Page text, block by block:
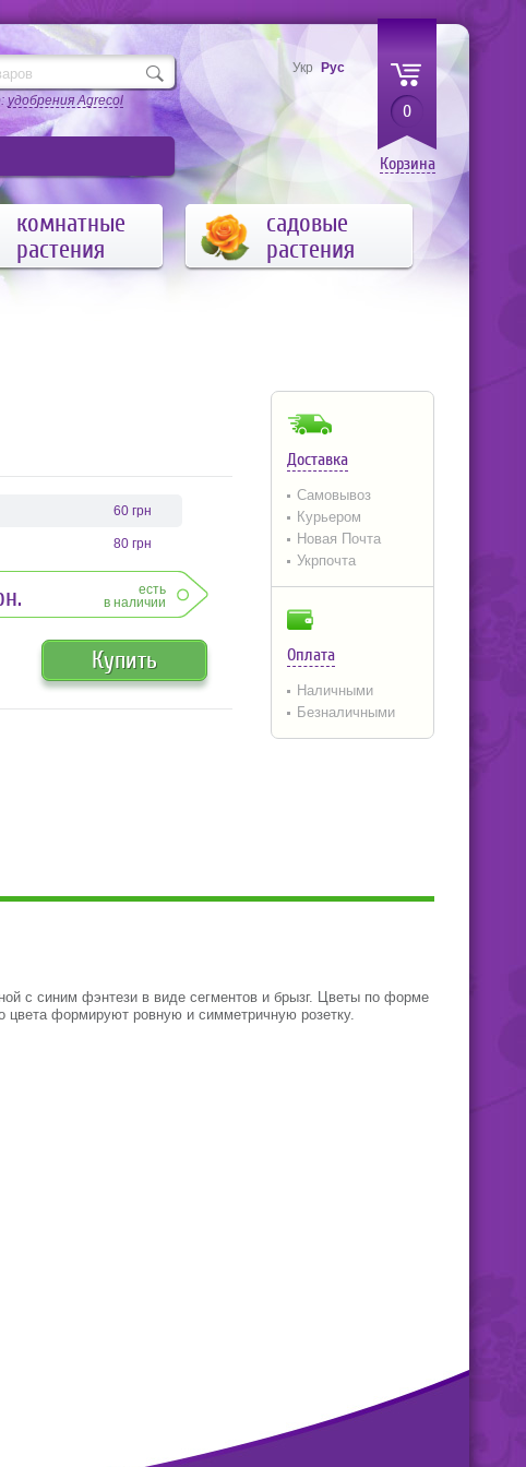
удобрения Agrecol
0
Корзина
Укр Рус
комнатные
растения
садовые
растения
Доставка
Самовывоз
Курьером
Новая Почта
Укрпочта
Оплата
Наличными
Безналичными
60 грн
80 грн
есть
в наличии
Купить
с синим фэнтези в виде сегментов и брызг. Цветы по форме
цвета формируют ровную и симметричную розетку.